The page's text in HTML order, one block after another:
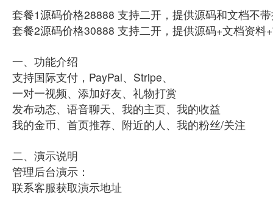
套餐1源码价格28888 支持二开，提供源码和文档不
套餐2源码价格30888 支持二开，提供源码+文档资料
一、功能介绍
支持国际支付，PayPal、Stripe、
一对一视频、添加好友、礼物打赏
发布动态、语音聊天、我的主页、我的收益
我的金币、首页推荐、附近的人、我的粉丝/关注
二、演示说明
管理后台演示：
联系客服获取演示地址